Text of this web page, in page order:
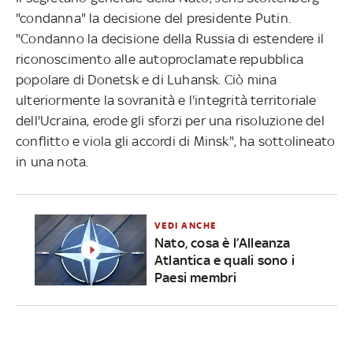
"condanna" la decisione del presidente Putin.
"Condanno la decisione della Russia di estendere il
riconoscimento alle autoproclamate repubblica
popolare di Donetsk e di Luhansk. Ciò mina
ulteriormente la sovranità e l'integrità territoriale
dell'Ucraina, erode gli sforzi per una risoluzione del
conflitto e viola gli accordi di Minsk", ha sottolineato
in una nota.
VEDI ANCHE
Nato, cosa è l’Alleanza
Atlantica e quali sono i
Paesi membri